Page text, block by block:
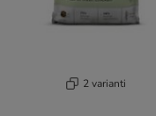
2 varianti